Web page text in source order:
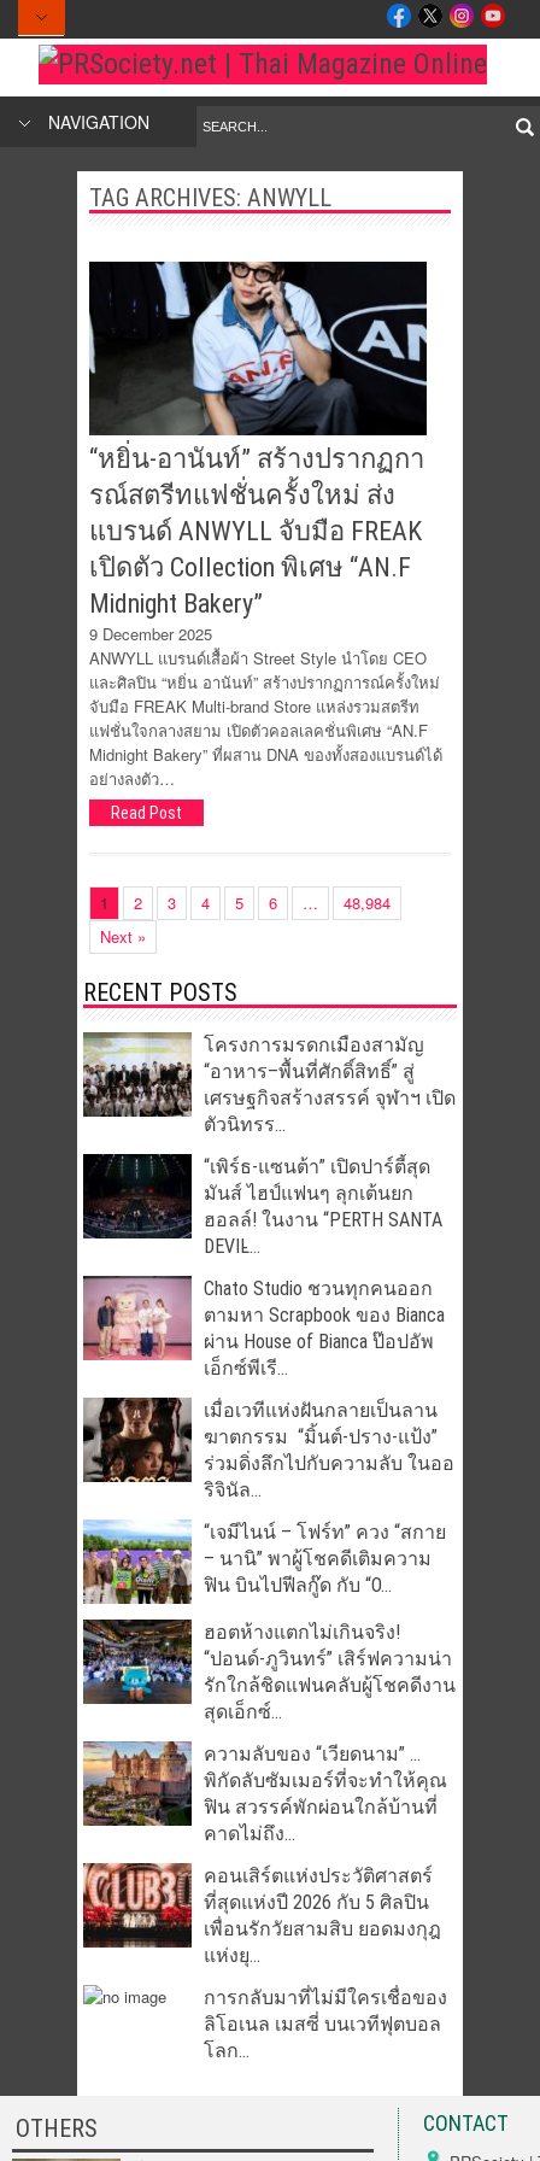
NAVIGATION
TAG ARCHIVES: ANWYLL
“หยิ่น-อานันท์” สร้างปรากฏกา
รณ์สตรีทแฟชั่นครั้งใหม่ ส่ง
แบรนด์ ANWYLL จับมือ FREAK
เปิดตัว Collection พิเศษ “AN.F
Midnight Bakery”
9 December 2025
ANWYLL แบรนด์เสื้อผ้า Street Style นำโดย CEO
และศิลปิน “หยิ่น อานันท์” สร้างปรากฏการณ์ครั้งใหม่
จับมือ FREAK Multi-brand Store แหล่งรวมสตรีท
แฟชั่นใจกลางสยาม เปิดตัวคอลเลคชั่นพิเศษ “AN.F
Midnight Bakery” ที่ผสาน DNA ของทั้งสองแบรนด์ได้
อย่างลงตัว…
Read Post
1 2 3 4 5 6 …
48,984
Next »
RECENT POSTS
โครงการมรดกเมืองสามัญ
“อาหาร–พื้นที่ศักดิ์สิทธิ์” สู่
เศรษฐกิจสร้างสรรค์ จุฬาฯ เปิด
ตัวนิทรร...
“เพิร์ธ-แซนต้า” เปิดปาร์ตี้สุด
มันส์ ไฮป์แฟนๆ ลุกเต้นยก
ฮอลล์! ในงาน “PERTH SANTA
DEVIL̵...
Chato Studio ชวนทุกคนออก
ตามหา Scrapbook ของ Bianca
ผ่าน House of Bianca ป๊อปอัพ
เอ็กซ์พีเรี...
เมื่อเวทีแห่งฝันกลายเป็นลาน
ฆาตกรรม “มิ้นต์-ปราง-แป้ง”
ร่วมดิ่งลึกไปกับความลับ ในออ
ริจินัล...
“เจมีไนน์ – โฟร์ท” ควง “สกาย
– นานิ” พาผู้โชคดีเติมความ
ฟิน บินไปฟีลกู๊ด กับ “O...
ฮอตห้างแตกไม่เกินจริง!
“ปอนด์-ภูวินทร์” เสิร์ฟความน่า
รักใกล้ชิดแฟนคลับผู้โชคดีงาน
สุดเอ็กซ์...
ความลับของ “เวียดนาม” …
พิกัดลับซัมเมอร์ที่จะทำให้คุณ
ฟิน สวรรค์พักผ่อนใกล้บ้านที่
คาดไม่ถึง...
คอนเสิร์ตแห่งประวัติศาสตร์
ที่สุดแห่งปี 2026 กับ 5 ศิลปิน
เพื่อนรักวัยสามสิบ ยอดมงกุฎ
แห่งยุ...
การกลับมาที่ไม่มีใครเชื่อของ
ลิโอเนล เมสซี่ บนเวทีฟุตบอล
โลก...
OTHERS CONTACT